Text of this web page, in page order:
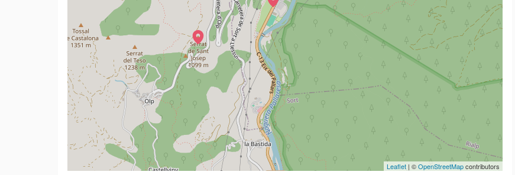
Leaflet | ©OpenStreetMapcontributors